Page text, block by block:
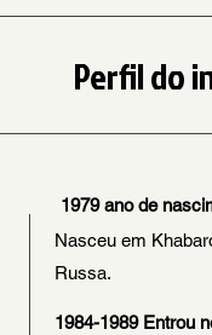
​Perfil do
1979 ano de
Nasceu em
Russa.
1984-1989Entrou